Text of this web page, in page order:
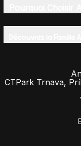
CTPark Trnava,